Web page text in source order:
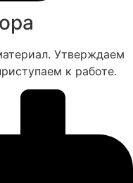
Утверждаем
к работе.